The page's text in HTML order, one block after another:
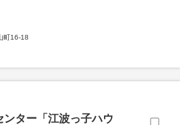
町16-18
ンター「江波っ子ハウ